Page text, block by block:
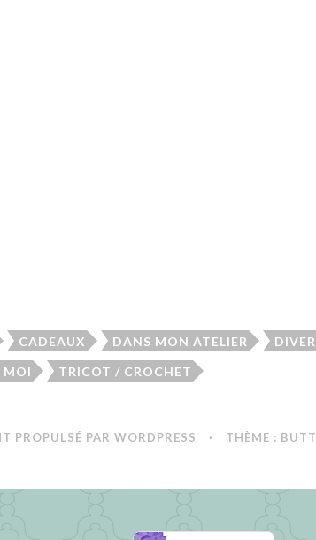
CADEAUX DANS MON ATELIER
MOI TRICOT / CROCHET
PROPULSÉ PAR WORDPRESS · THÈME :